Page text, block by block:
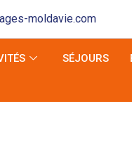
moldavie.com
SÉJOURS